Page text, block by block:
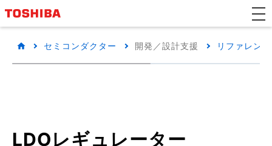
セミコンダクター 開発／設計支援 リファレン
LDOレギュレーター